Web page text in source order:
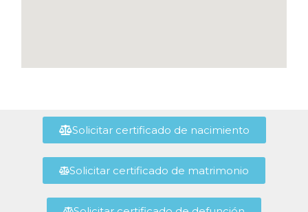
Solicitar certificado de nacimiento
Solicitar certificado de matrimonio